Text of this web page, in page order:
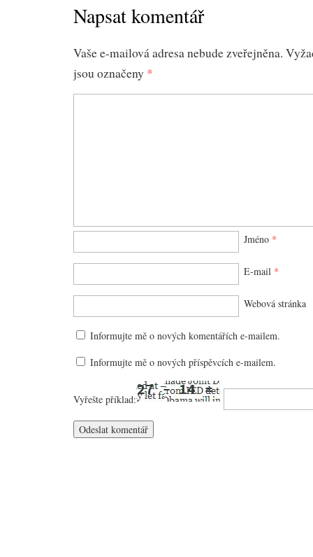
Napsat komentář
Vaše e-mailová adresa nebude zveřejněna.
jsou označeny *
Jméno *
E-mail *
Webová stránka
Informujte mě o nových komentářích e-mailem.
Informujte mě o nových příspěvcích e-mailem.
Vyřešte příklad: